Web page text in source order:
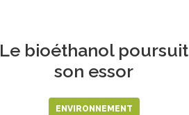
Le bioéthanol poursuit
son essor
ENVIRONNEMENT